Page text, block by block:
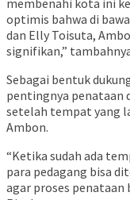
membenahi kota ini
optimis bahwa di
dan Elly Toisuta,
signifikan,”
Sebagai bentuk
pentingnya penataan
setelah tempat yang
Ambon.
“Ketika sudah ada
para pedagang bisa
agar proses penataan